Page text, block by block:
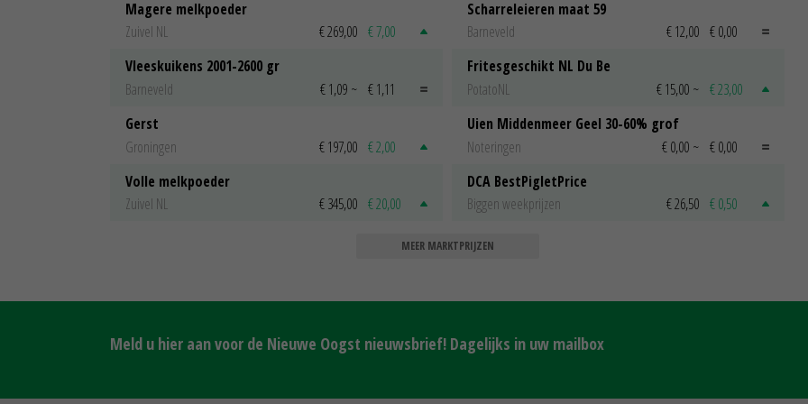
Magere melkpoeder
Zuivel NL
€ 269,00 € 7,00
Vleeskuikens 2001-2600 gr
Barneveld
€ 1,09 ~ € 1,11
Gerst
Groningen
€ 197,00 € 2,00
Volle melkpoeder
Zuivel NL
€ 345,00 € 20,00
Scharreleieren maat 59
Barneveld
€ 12,00 € 0,00
Fritesgeschikt NL Du Be
PotatoNL
€ 15,00 ~ € 23,00
Uien Middenmeer Geel 30-60% grof
Noteringen
€ 0,00 ~ € 0,00
DCA BestPigletPrice
Biggen weekprijzen
€ 26,50 € 0,50
MEER MARKTPRIJZEN
Meld u hier aan voor de Nieuwe Oogst nieuwsbrief! Dagelijks in uw mailbox